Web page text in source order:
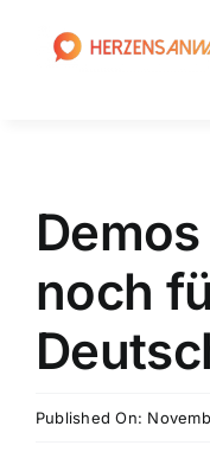
Anwalt
News
noch
Published On: